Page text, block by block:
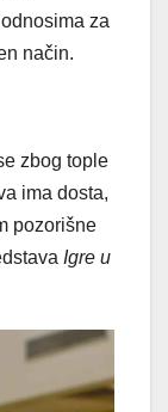
za
način.
zbog tople
ima dosta,
pozorišne
Igre u